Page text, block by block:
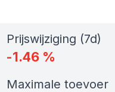
Prijswijziging (7d)
-1.46 %
Maximale toevoer